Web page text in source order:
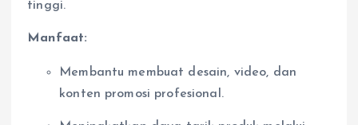
tinggi.
Manfaat:
Membantu membuat desain, video, dan
konten promosi profesional.